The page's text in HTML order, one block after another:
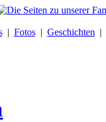
| Fotos| Geschichten |